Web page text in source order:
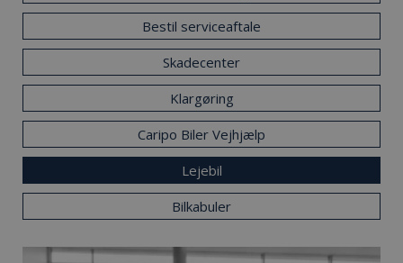
Bestil serviceaftale
Skadecenter
Klargøring
Caripo Biler Vejhjælp
Lejebil
Bilkabuler